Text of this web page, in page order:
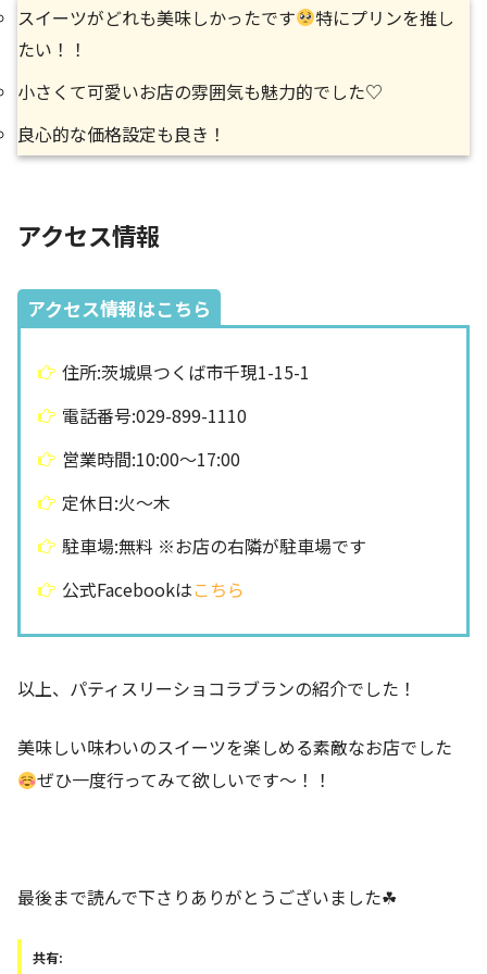
スイーツがどれも美味しかったです
特にプリンを推し
たい！！
小さくて可愛いお店の雰囲気も魅力的でした♡
良心的な価格設定も良き！
アクセス情報
アクセス情報はこちら
住所:茨城県つくば市千現1-15-1
電話番号:029-899-1110
営業時間:10:00〜17:00
定休日:火〜木
駐車場:無料 ※お店の右隣が駐車場です
公式Facebookはこちら
以上、パティスリーショコラブランの紹介でした！
美味しい味わいのスイーツを楽しめる素敵なお店でした
ぜひ一度行ってみて欲しいです〜！！
最後まで読んで下さりありがとうございました☘
共有: